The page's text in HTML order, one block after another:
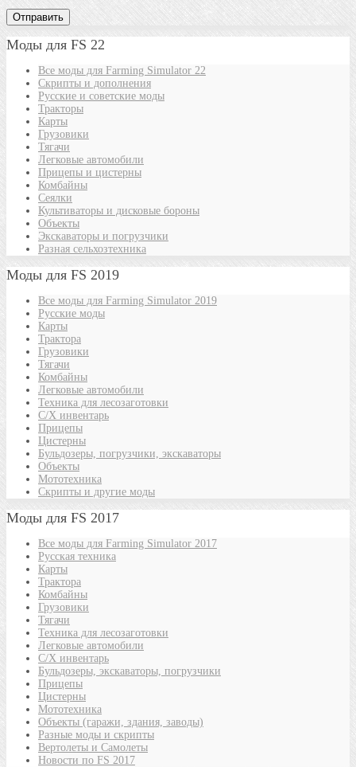
Моды для FS 22
Все моды для Farming Simulator 22
Скрипты и дополнения
Русские и советские моды
Тракторы
Карты
Грузовики
Тягачи
Легковые автомобили
Прицепы и цистерны
Комбайны
Сеялки
Культиваторы и дисковые бороны
Объекты
Экскаваторы и погрузчики
Разная сельхозтехника
Моды для FS 2019
Все моды для Farming Simulator 2019
Русские моды
Карты
Трактора
Грузовики
Тягачи
Комбайны
Легковые автомобили
Техника для лесозаготовки
С/Х инвентарь
Прицепы
Цистерны
Бульдозеры, погрузчики, экскаваторы
Объекты
Мототехника
Скрипты и другие моды
Моды для FS 2017
Все моды для Farming Simulator 2017
Русская техника
Карты
Трактора
Комбайны
Грузовики
Тягачи
Техника для лесозаготовки
Легковые автомобили
С/Х инвентарь
Бульдозеры, экскаваторы, погрузчики
Прицепы
Цистерны
Мототехника
Объекты (гаражи, здания, заводы)
Разные моды и скрипты
Вертолеты и Самолеты
Новости по FS 2017